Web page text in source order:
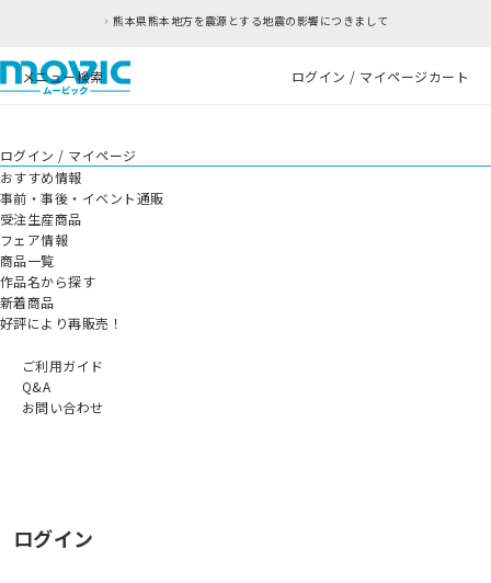
熊本県熊本地方を震源とする地震の影響につきまして
メニュー検索 ログイン / マイページカート
ログイン / マイページ
おすすめ情報
事前・事後・イベント通販
受注生産商品
フェア情報
商品一覧
作品名から探す
新着商品
好評により再販売！
ご利用ガイド
Q&A
お問い合わせ
ログイン